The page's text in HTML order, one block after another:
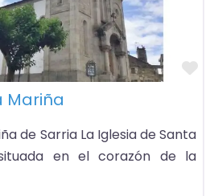
Mariña
de Sarria La Iglesia de Santa
en el corazón de la